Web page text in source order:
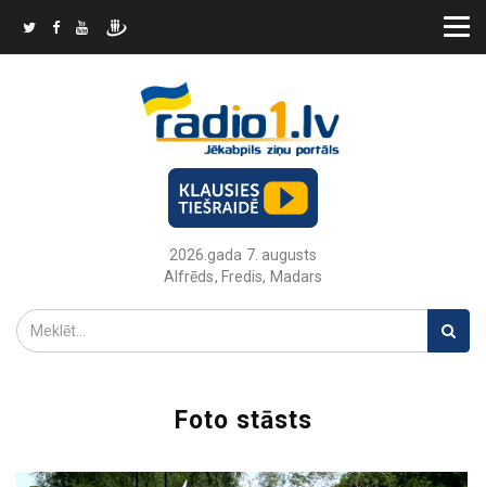
2026.gada 7. augusts
Alfrēds, Fredis, Madars
Foto stāsts